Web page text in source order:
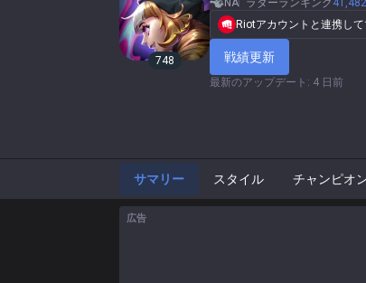
748
NA ラダーランキング41,482
Riotアカウントと連携し
戦績更新
最新のアップデート : 4 日前
サマリー スタイル チャンピオ
広告